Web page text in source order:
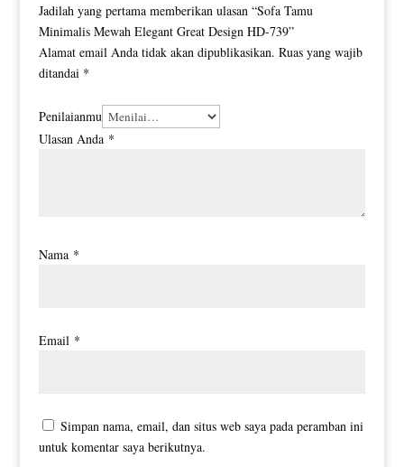
Jadilah yang pertama memberikan ulasan “Sofa Tamu
Minimalis Mewah Elegant Great Design HD-739”
Alamat email Anda tidak akan dipublikasikan. Ruas yang wajib
ditandai *
Penilaianmu
Ulasan Anda *
Nama *
Email *
Simpan nama, email, dan situs web saya pada peramban ini
untuk komentar saya berikutnya.